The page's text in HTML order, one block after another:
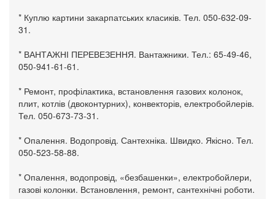
* Куплю картини закарпатських класиків. Тел. 050-632-09-
31.
* ВАНТАЖНІ ПЕРЕВЕЗЕННЯ. Вантажники. Тел.: 65-49-46,
050-941-61-61.
* Ремонт, профілактика, встановлення газових колонок,
плит, котлів (двоконтурних), конвекторів, електробойлерів.
Тел. 050-673-73-31.
* Опалення. Водопровід. Сантехніка. Швидко. Якісно. Тел.
050-523-58-88.
* Опалення, водопровід, «безбашенки», електробойлери,
газові колонки. Встановлення, ремонт, сантехнічні роботи.